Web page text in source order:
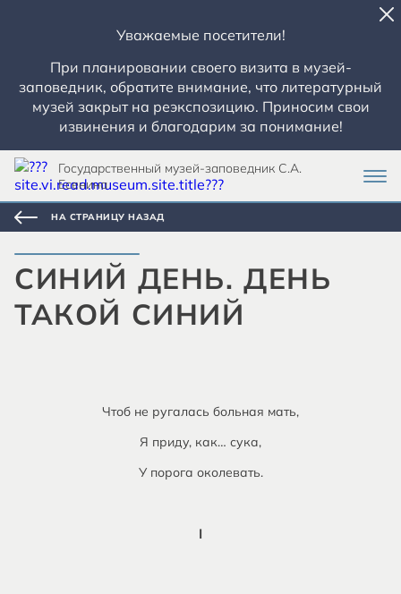
Уважаемые посетители!
При планировании своего визита в музей-
заповедник, обратите внимание, что литературный
музей закрыт на реэкспозицию. Приносим свои
извинения и благодарим за понимание!
Государственный музей-заповедник С.А.
Есенина
НА СТРАНИЦУ НАЗАД
СИНИЙ ДЕНЬ. ДЕНЬ
ТАКОЙ СИНИЙ
Чтоб не ругалась больная мать,
Я приду, как… сука,
У порога околевать.
I